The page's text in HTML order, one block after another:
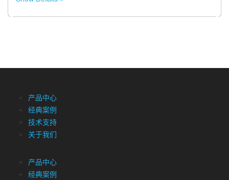
产品中心
经典案例
技术支持
关于我们
产品中心
经典案例